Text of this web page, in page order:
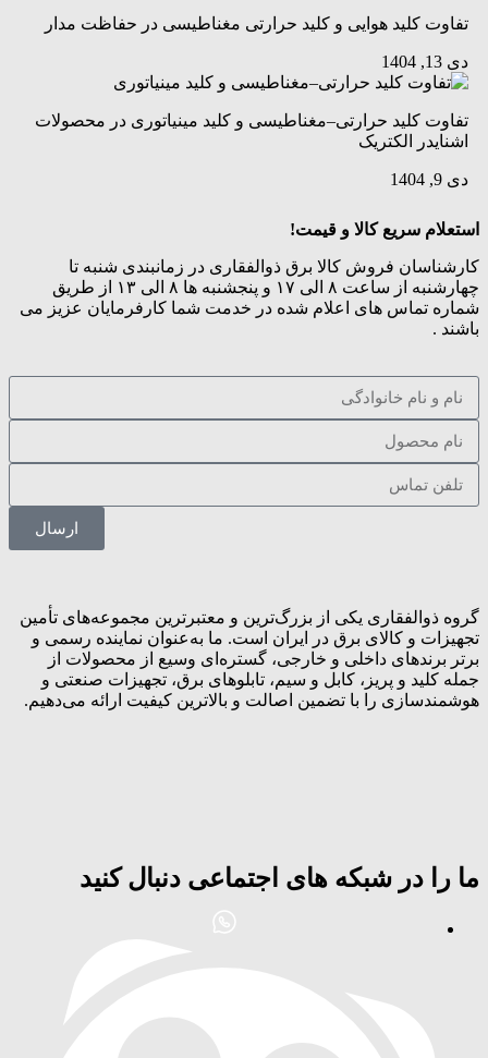
تفاوت کلید هوایی و کلید حرارتی مغناطیسی در حفاظت مدار
دی 13, 1404
تفاوت کلید حرارتی–مغناطیسی و کلید مینیاتوری در محصولات
اشنایدر الکتریک
دی 9, 1404
استعلام سریع کالا و قیمت!
کارشناسان فروش کالا برق ذوالفقاری در زمانبندی شنبه تا
چهارشنبه از ساعت ۸ الی ۱۷ و پنجشنبه ها ۸ الی ۱۳ از طریق
شماره تماس های اعلام شده در خدمت شما کارفرمایان عزیز می
باشند .
ارسال
گروه ذوالفقاری یکی از بزرگ‌ترین و معتبرترین مجموعه‌های تأمین
تجهیزات و کالای برق در ایران است. ما به‌عنوان نماینده رسمی و
برتر برندهای داخلی و خارجی، گستره‌ای وسیع از محصولات از
جمله کلید و پریز، کابل و سیم، تابلوهای برق، تجهیزات صنعتی و
هوشمندسازی را با تضمین اصالت و بالاترین کیفیت ارائه می‌دهیم.
ما را در شبکه های اجتماعی دنبال کنید